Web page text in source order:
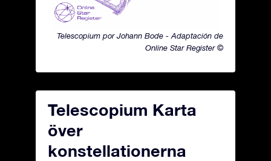
Telescopium por Johann Bode - Adaptación de
Online Star Register ©
Telescopium Karta
över
konstellationerna